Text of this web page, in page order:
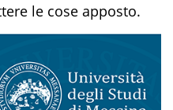
le cose apposto.